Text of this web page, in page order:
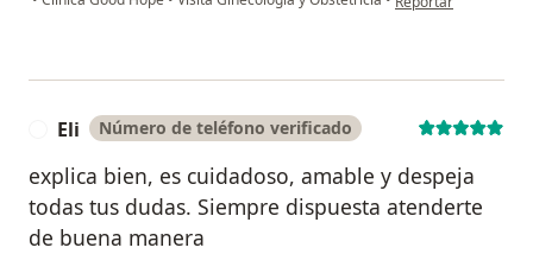
Eli Número de teléfono verificado
explica bien, es cuidadoso, amable y despeja
todas tus dudas. Siempre dispuesta atenderte
de buena manera